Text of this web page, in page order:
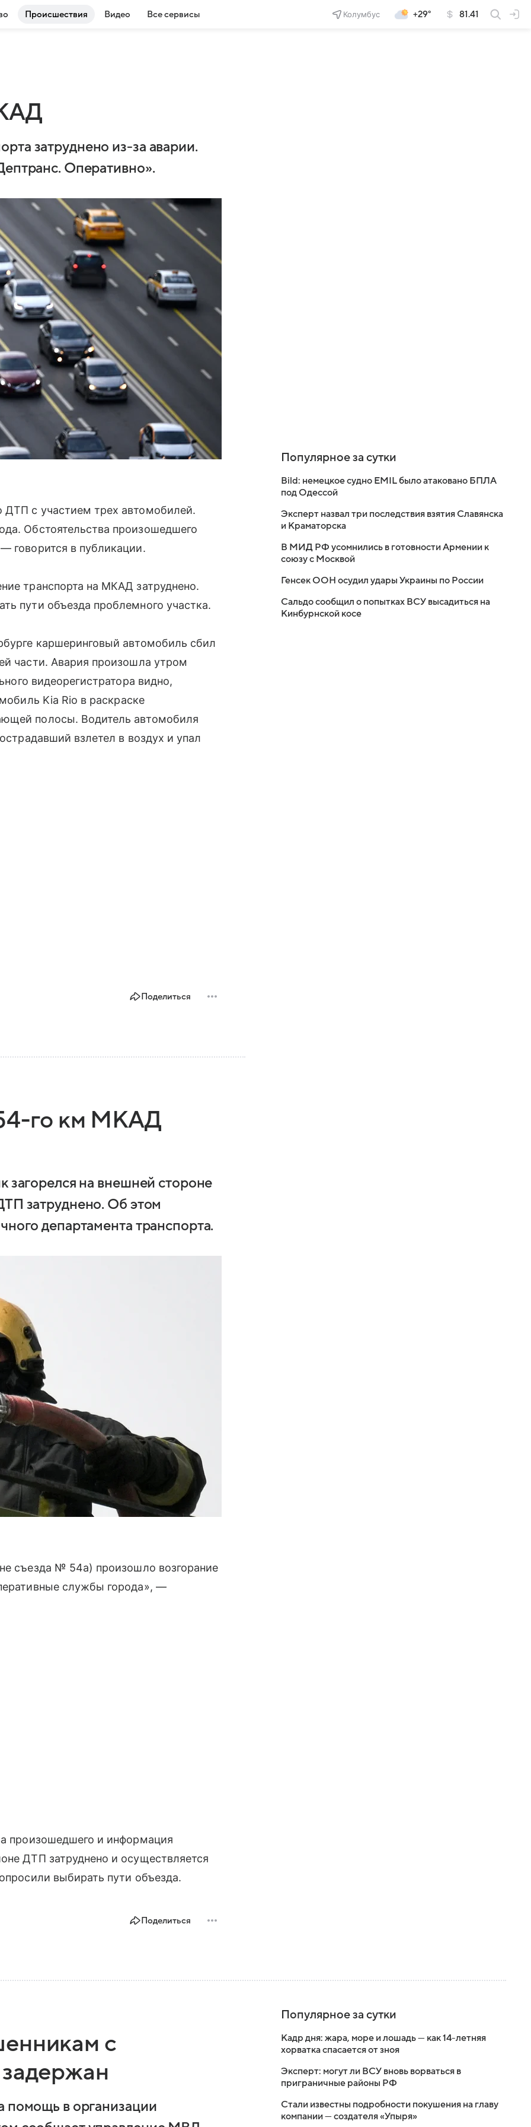
Происшествия Видео Все сервисы Колумбус +29° 81.41
затруднено из-за аварии.
Оперативно».
с участием трех автомобилей.
Обстоятельства произошедшего
говорится в публикации.
транспорта на МКАД затруднено.
пути объезда проблемного участка.
каршеринговый автомобиль сбил
части. Авария произошла утром
видеорегистратора видно,
Kia Rio в раскраске
полосы. Водитель автомобиля
взлетел в воздух и упал
Поделиться
го км МКАД
на внешней стороне
затруднено. Об этом
департамента транспорта.
съезда № 54а) произошло возгорание
службы города», —
произошедшего и информация
ДТП затруднено и осуществляется
выбирать пути объезда.
Поделиться
Популярное за сутки
Bild: немецкое судно EMIL было атаковано БПЛА
под Одессой
Эксперт назвал три последствия взятия Славянска
и Краматорска
В МИД РФ усомнились в готовности Армении к
союзу с Москвой
Генсек ООН осудил удары Украины по России
Сальдо сообщил о попытках ВСУ высадиться на
Кинбурнской косе
с
помощь в организации
Популярное за сутки
Кадр дня: жара, море и лошадь — как 14-летняя
хорватка спасается от зноя
Эксперт: могут ли ВСУ вновь ворваться в
приграничные районы РФ
Стали известны подробности покушения на главу
компании — создателя «Упыря»